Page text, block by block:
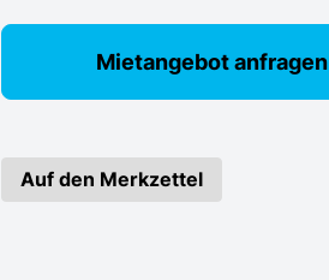
Mietangebot anfragen
Auf den Merkzettel